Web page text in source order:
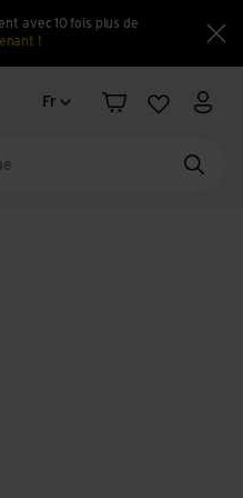
avec 10 fois plus de
!
Changement de langue
Fr
PanierListe Mon